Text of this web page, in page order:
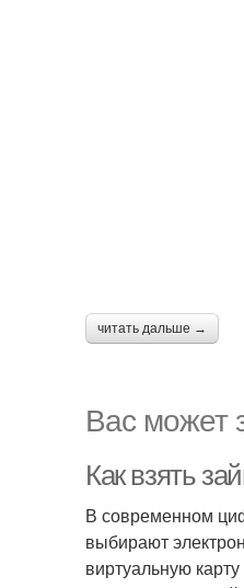
читать дальше →
Вас может
Как взять
В современном
выбирают
виртуальную